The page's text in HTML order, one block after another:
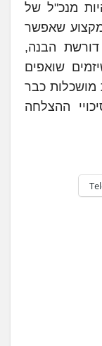
מנכ"ל של
שאפשר
הבנה,
שואפים
מושכלות כבר
ההצלחה